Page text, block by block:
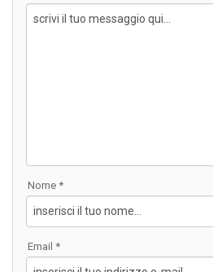
Nome *
Email *